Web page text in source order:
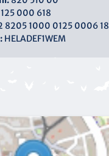
125 000 618
8205 1000 0125 0006 18
HELADEF1WEM